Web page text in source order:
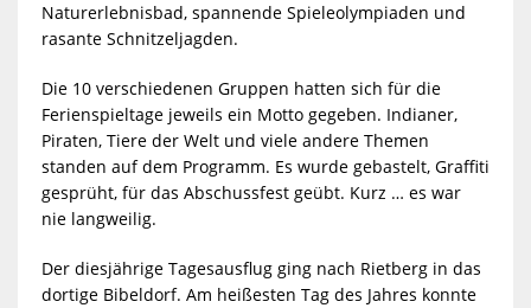
Naturerlebnisbad, spannende Spieleolympiaden und
rasante Schnitzeljagden.
Die 10 verschiedenen Gruppen hatten sich für die
Ferienspieltage jeweils ein Motto gegeben. Indianer,
Piraten, Tiere der Welt und viele andere Themen
standen auf dem Programm. Es wurde gebastelt, Graffiti
gesprüht, für das Abschussfest geübt. Kurz … es war
nie langweilig.
Der diesjährige Tagesausflug ging nach Rietberg in das
dortige Bibeldorf. Am heißesten Tag des Jahres konnte